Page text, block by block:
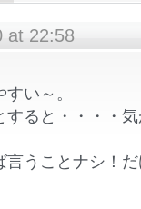
at 22:58
い～。
ると・・・・
うことナシ！